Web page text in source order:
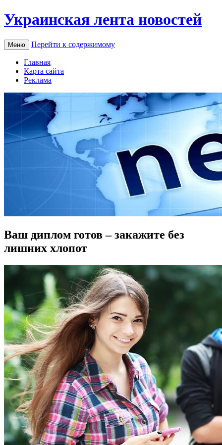
Украинская лента новостей
Меню Перейти к содержимому
Главная
Карта сайта
Реклама
Ваш диплом готов – закажите без
лишних хлопот